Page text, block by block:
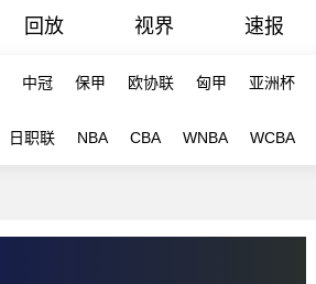
回放 视界 速报
中冠 保甲 欧协联 匈甲 亚洲杯
日职联 NBA CBA WNBA WCBA